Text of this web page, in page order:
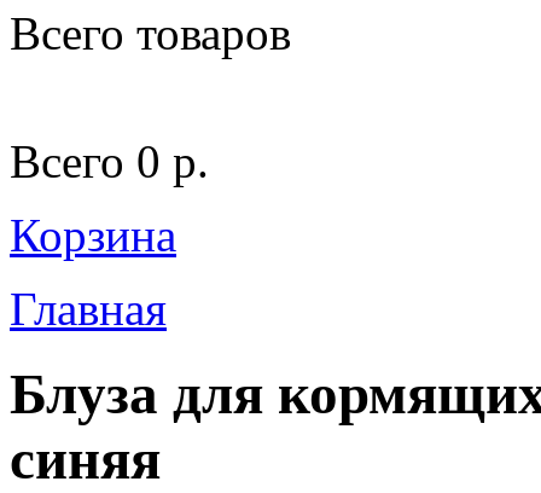
Всего товаров
Всего 0 р.
Корзина
Главная
Блуза для
синяя